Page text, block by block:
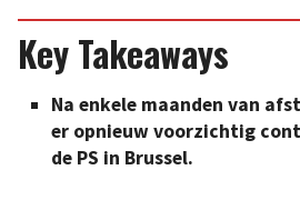
Key Takeaways
Na enkele maanden van
er opnieuw voorzichtig
de PS in Brussel.